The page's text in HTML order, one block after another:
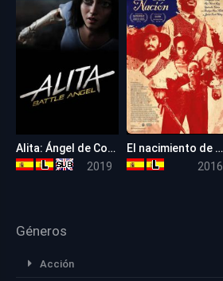
Alita: Ángel de Combate
2019
El nacimiento de una nación
2016
Géneros
Acción